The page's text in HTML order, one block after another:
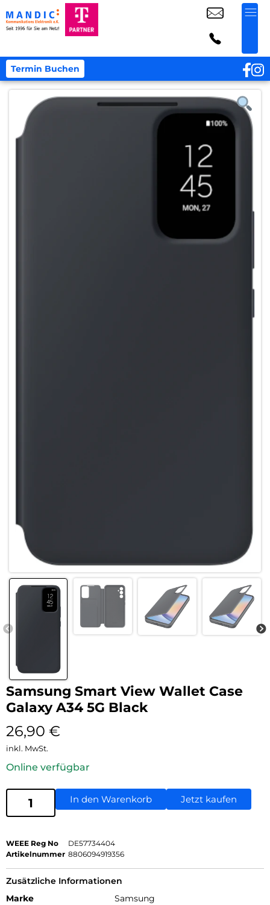
Termin Buchen
Samsung Smart View Wallet Case
Galaxy A34 5G Black
26,90 €
inkl. MwSt.
Online verfügbar
In den Warenkorb Jetzt kaufen
WEEE Reg No
DE57734404
Artikelnummer 8806094919356
Zusätzliche Informationen
Marke
Samsung